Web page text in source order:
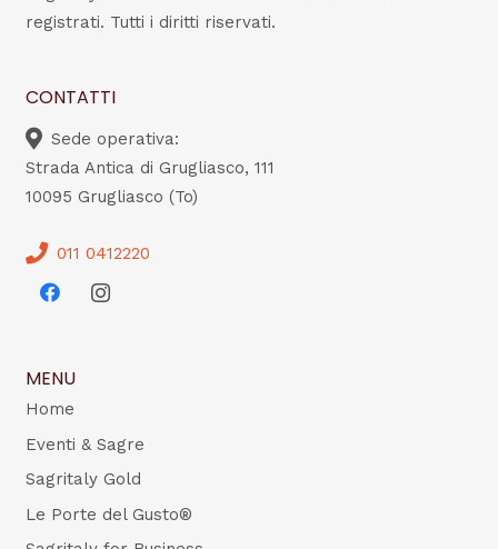
registrati. Tutti i diritti riservati.
CONTATTI
Sede operativa:
Strada Antica di Grugliasco, 111
10095 Grugliasco (To)
011 0412220
MENU
Home
Eventi & Sagre
Sagritaly Gold
Le Porte del Gusto®